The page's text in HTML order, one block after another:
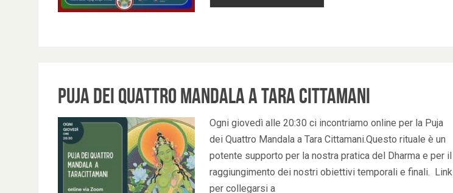
Puja dei Quattro Mandala a Tara Cittamani
Ogni giovedì alle 20:30 ci incontriamo online per la Puja
dei Quattro Mandala a Tara Cittamani.Questo rituale è un
potente supporto per la nostra pratica del Dharma e per il
raggiungimento dei nostri obiettivi temporali e finali. Link
per collegarsi a